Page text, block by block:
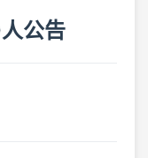
公告